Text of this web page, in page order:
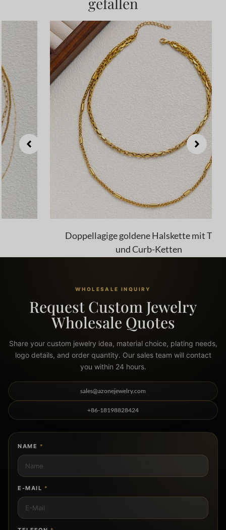
Doppellagige goldene Halskette mit Twist-
und Curb-Ketten
WHOLESALE INQUIRY
Request Custom Jewelry
Wholesale Quotes
Share your custom jewelry idea, material choice, plating needs,
logo details, and order quantity. Our sales team will contact
you within 24 hours.
sales@azonejewelry.com
+86-18198828424
NAME
E-MAIL